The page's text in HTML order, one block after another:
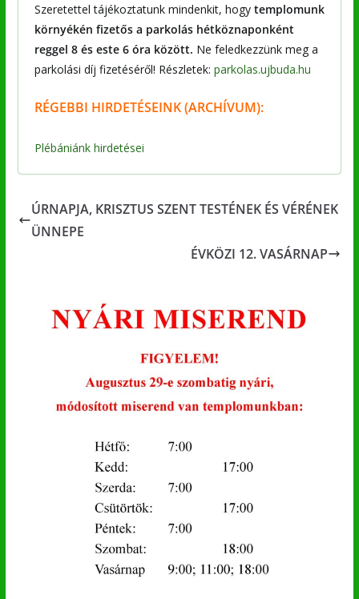
Szeretettel tájékoztatunk mindenkit, hogy templomunk
környékén fizetős a parkolás hétköznaponként
reggel 8 és este 6 óra között. Ne feledkezzünk meg a
parkolási díj fizetéséről! Részletek: parkolas.ujbuda.hu
RÉGEBBI HIRDETÉSEINK (ARCHÍVUM):
Plébániánk hirdetései
ÚRNAPJA, KRISZTUS SZENT TESTÉNEK ÉS VÉRÉNEK
ÜNNEPE
ÉVKÖZI 12. VASÁRNAP